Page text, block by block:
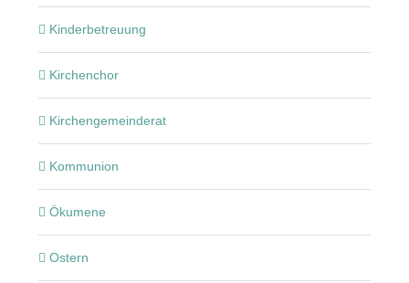
Kinderbetreuung
Kirchenchor
Kirchengemeinderat
Kommunion
Ökumene
Ostern